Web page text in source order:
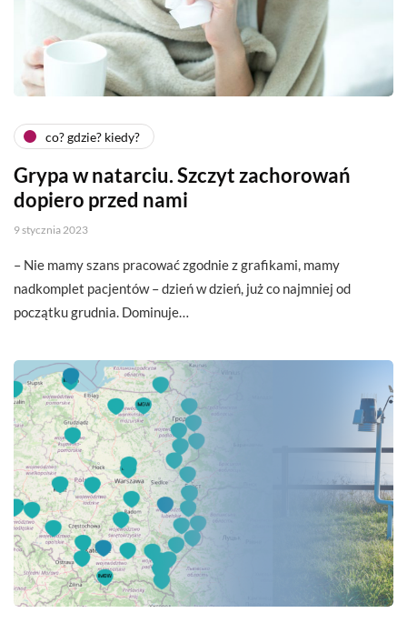
co? gdzie? kiedy?
Grypa w natarciu. Szczyt zachorowań
dopiero przed nami
9 stycznia 2023
– Nie mamy szans pracować zgodnie z grafikami, mamy
nadkomplet pacjentów – dzień w dzień, już co najmniej od
początku grudnia. Dominuje…